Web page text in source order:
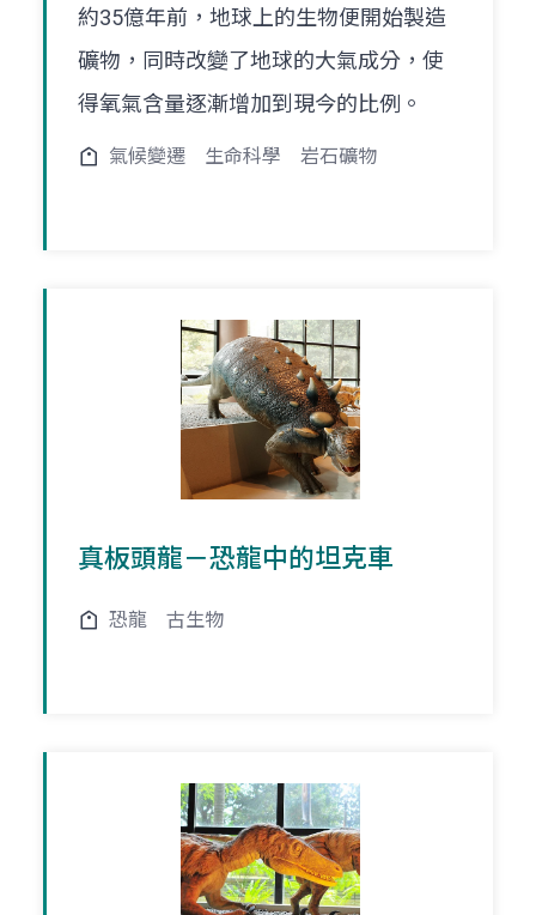
約35億年前，地球上的生物便開始製造
礦物，同時改變了地球的大氣成分，使
得氧氣含量逐漸增加到現今的比例。
氣候變遷 生命科學 岩石礦物
真板頭龍－恐龍中的坦克車
恐龍 古生物